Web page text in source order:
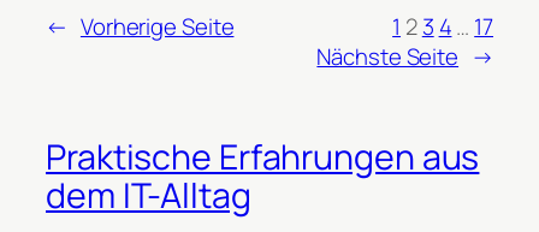
← Vorherige Seite 1 23 4… 17
Nächste Seite →
Praktische Erfahrungen aus
dem IT-Alltag